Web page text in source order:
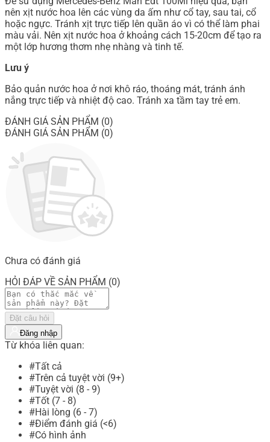
nên xịt nước hoa lên các vùng da ấm như cổ tay, sau tai, cổ
hoặc ngực. Tránh xịt trực tiếp lên quần áo vì có thể làm phai
màu vải. Nên xịt nước hoa ở khoảng cách 15-20cm để tạo ra
một lớp hương thơm nhẹ nhàng và tinh tế.
Lưu ý
Bảo quản nước hoa ở nơi khô ráo, thoáng mát, tránh ánh
nắng trực tiếp và nhiệt độ cao. Tránh xa tầm tay trẻ em.
ĐÁNH GIÁ SẢN PHẨM (0)
ĐÁNH GIÁ SẢN PHẨM (0)
Chưa có đánh giá
HỎI ĐÁP VỀ SẢN PHẨM (0)
Đặt câu hỏi
Đăng nhập
Từ khóa liên quan:
#Tất cả
#Trên cả tuyệt vời (9+)
#Tuyệt vời (8 - 9)
#Tốt (7 - 8)
#Hài lòng (6 - 7)
#Điểm đánh giá (<6)
#Có hình ảnh